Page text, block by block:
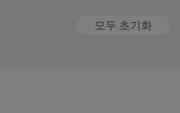
모두 초기화